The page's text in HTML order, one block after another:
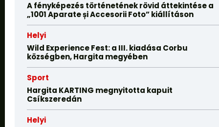
A fényképezés történetének rövid áttekintése a
„1001 Aparate și Accesorii Foto” kiállításon
Helyi
Wild Experience Fest: a III. kiadása Corbu
községben, Hargita megyében
Sport
Hargita KARTING megnyitotta kapuit
Csíkszeredán
Helyi